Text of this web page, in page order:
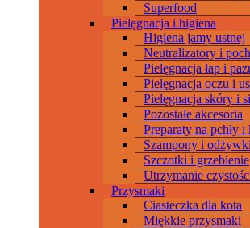
Superfood
Pielęgnacja i higiena
Higiena jamy ustnej
Neutralizatory i
Pielęgnacja łap i
Pielęgnacja oczu i
Pielęgnacja skóry i
Pozostałe akcesoria
Preparaty na pchły i
Szampony i odżywki
Szczotki i grzebienie
Utrzymanie
Przysmaki
Ciasteczka dla kota
Miękkie przysmaki